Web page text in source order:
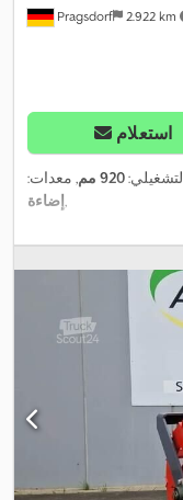
Pragsdorf 2.922 km
استعلام
920 مم
, معدات:
إضاءة